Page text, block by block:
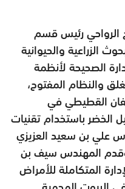
الرواحي رئيس قسم
الزراعية والحيوانية
الصحيحة لأنظمة
والنظام المفتوح،
القطيطي في
الخضر باستخدام تقنيات
علي بن سعيد العزيزي
المهندس سيف بن
المتكاملة للأمراض